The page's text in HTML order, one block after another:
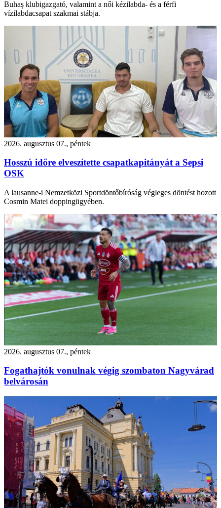
Buhaș klubigazgató, valamint a női kézilabda- és a férfi
vízilabdacsapat szakmai stábja.
2026. augusztus 07., péntek
Hosszú időre elveszítette csapatkapitányát a Sepsi
OSK
A lausanne-i Nemzetközi Sportdöntőbíróság végleges döntést hozott
Cosmin Matei doppingügyében.
2026. augusztus 07., péntek
Fogathajtók vonulnak végig szombaton Nagyvárad
belvárosán